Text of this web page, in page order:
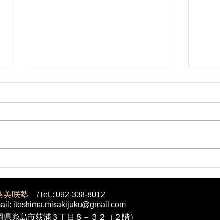
糸島で失敗しない！塾選び糸
島のコツを徹底解説
前
れ
美咲塾 /TeL: 092-338-8012
itoshima.misakijuku@gmail.com
糸島市荻浦３丁目８－３２（２階）